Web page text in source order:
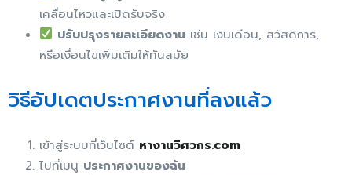
เคลื่อนไหวและเปิดรับจริง
ปรับปรุงรายละเอียดงาน เช่น เงินเดือน, สวัสดิการ,
หรือเงื่อนไขเพิ่มเติมให้ทันสมัย
วิธีอัปเดตประกาศงานที่ลงแล้ว
เข้าสู่ระบบที่เว็บไซต์ หางานวิศวกร.com
ไปที่เมนู ประกาศงานของฉัน